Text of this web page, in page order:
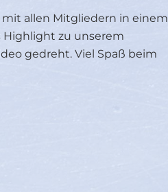
allen Mitgliedern in einem
Highlight zu unserem
gedreht. Viel Spaß beim